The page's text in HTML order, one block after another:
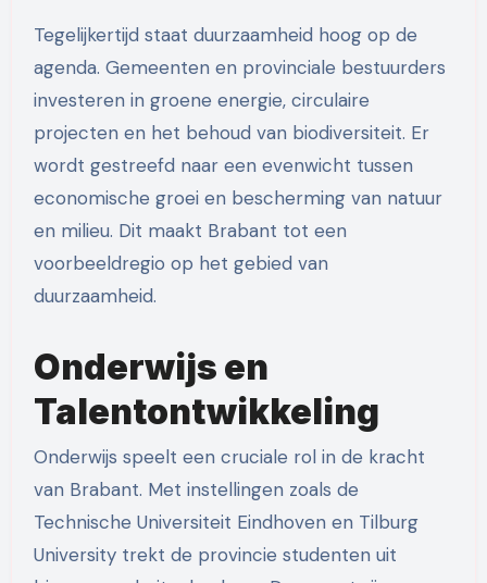
Tegelijkertijd staat duurzaamheid hoog op de
agenda. Gemeenten en provinciale bestuurders
investeren in groene energie, circulaire
projecten en het behoud van biodiversiteit. Er
wordt gestreefd naar een evenwicht tussen
economische groei en bescherming van natuur
en milieu. Dit maakt Brabant tot een
voorbeeldregio op het gebied van
duurzaamheid.
Onderwijs en
Talentontwikkeling
Onderwijs speelt een cruciale rol in de kracht
van Brabant. Met instellingen zoals de
Technische Universiteit Eindhoven en Tilburg
University trekt de provincie studenten uit